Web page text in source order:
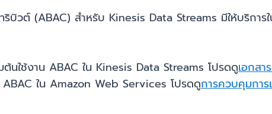
บิวต์ (ABAC) สำหรับ Kinesis Data Streams มีให้บริการ
ต้นใช้งาน ABAC ใน Kinesis Data Streams โปรดดูเอกสา
ABAC ใน Amazon Web Services โปรดดูการควบคุมกา